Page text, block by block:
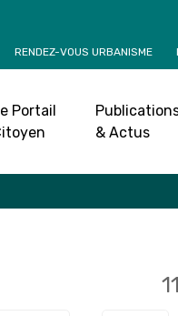
RENDEZ-VOUS URBANISME
Portail
& Actus
»Agenda